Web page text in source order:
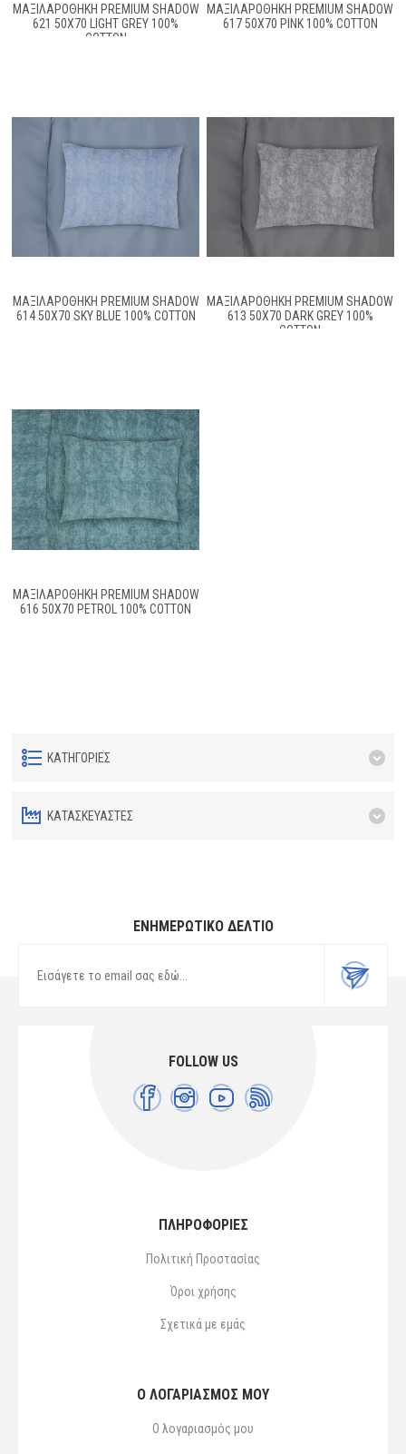
ΜΑΞΙΛΑΡΟΘΉΚΗ PREMIUM SHADOW
621 50X70 LIGHT GREY 100%
COTTON
ΜΑΞΙΛΑΡΟΘΉΚΗ PREMIUM SHADOW
617 50X70 PINK 100% COTTON
ΜΑΞΙΛΑΡΟΘΉΚΗ PREMIUM SHADOW
614 50X70 SKY BLUE 100% COTTON
ΜΑΞΙΛΑΡΟΘΉΚΗ PREMIUM SHADOW
613 50X70 DARK GREY 100%
COTTON
ΜΑΞΙΛΑΡΟΘΗΚΗ PREMIUM SHADOW
616 50X70 PETROL 100% COTTON
ΚΑΤΗΓΟΡΊΕΣ
ΚΑΤΑΣΚΕΥΑΣΤΈΣ
ΕΝΗΜΕΡΩΤΙΚΌ ΔΕΛΤΊΟ
FOLLOW US
ΠΛΗΡΟΦΟΡΙΕΣ
Πολιτική Προστασίας
Όροι χρήσης
Σχετικά με εμάς
Ο ΛΟΓΑΡΙΑΣΜΌΣ ΜΟΥ
Ο λογαριασμός μου